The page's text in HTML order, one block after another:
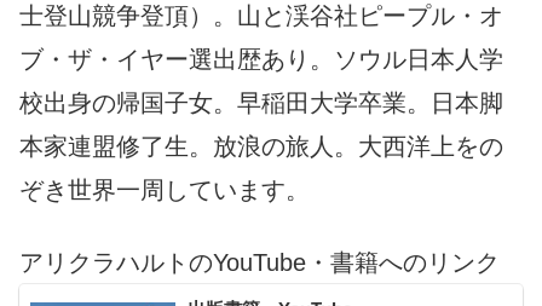
士登山競争登頂）。山と渓谷社ピープル・オ
ブ・ザ・イヤー選出歴あり。ソウル日本人学
校出身の帰国子女。早稲田大学卒業。日本脚
本家連盟修了生。放浪の旅人。大西洋上をの
ぞき世界一周しています。
アリクラハルトのYouTube・書籍へのリンク